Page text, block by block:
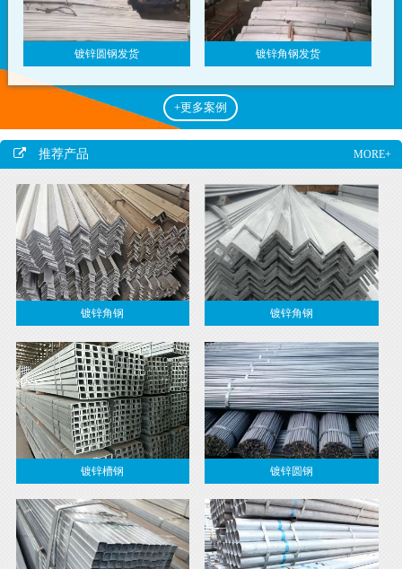
镀锌圆钢发货 镀锌角钢发货
+更多案例
推荐产品 MORE+
镀锌角钢 镀锌角钢
镀锌槽钢 镀锌圆钢